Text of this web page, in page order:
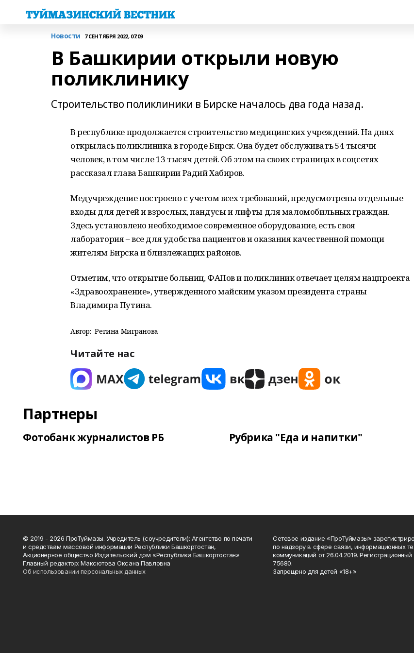
Новости 7 СЕНТЯБРЯ 2022, 07:09
В Башкирии открыли новую
поликлинику
Строительство поликлиники в Бирске началось два года назад.
В республике продолжается строительство медицинских учреждений. На днях
открылась поликлиника в городе Бирск. Она будет обслуживать 54 тысячи
человек, в том числе 13 тысяч детей. Об этом на своих страницах в соцсетях
рассказал глава Башкирии Радий Хабиров.
Медучреждение построено с учетом всех требований, предусмотрены отдельные
входы для детей и взрослых, пандусы и лифты для маломобильных граждан.
Здесь установлено необходимое современное оборудование, есть своя
лаборатория – все для удобства пациентов и оказания качественной помощи
жителям Бирска и близлежащих районов.
Отметим, что открытие больниц, ФАПов и поликлиник отвечает целям нацпроекта
«Здравоохранение», утвержденного майским указом президента страны
Владимира Путина.
Автор: Регина Мигранова
Читайте нас
Партнеры
Фотобанк журналистов РБ Рубрика "Еда и напитки"
© 2019 - 2026 ПроТуймазы. Учредитель (соучредители): Агентство по печати
и средствам массовой информации Республики Башкортостан,
Акционерное общество Издательский дом «Республика Башкортостан»
Главный редактор: Максютова Оксана Павловна
Об использовании персональных данных
Сетевое издание «ПроТуймазы»
по надзору в сфере связи, информационных
коммуникаций от 26.04.2019.
75680.
Запрещено для детей «18+»